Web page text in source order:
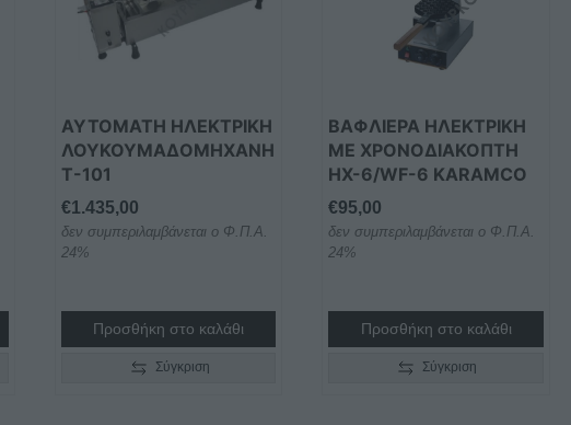
ΑΥΤΟΜΑΤΗ ΗΛΕΚΤΡΙΚΗ
ΛΟΥΚΟΥΜΑΔΟΜΗΧΑΝΗ
T-101
€1.435,00
δεν συμπεριλαμβάνεται ο Φ.Π.Α.
24%
Προσθήκη στο καλάθι
Σύγκριση
ΒΑΦΛΙΕΡΑ ΗΛΕΚΤΡΙΚΗ
ΜΕ ΧΡΟΝΟΔΙΑΚΟΠΤΗ
HX-6/WF-6 KARAMCO
€95,00
δεν συμπεριλαμβάνεται ο Φ.Π.Α.
24%
Προσθήκη στο καλάθι
Σύγκριση